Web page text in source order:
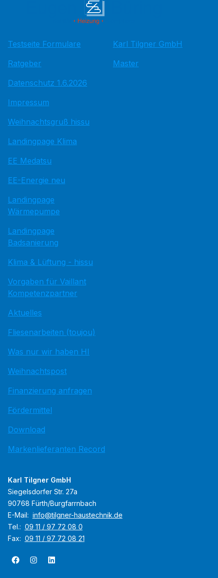
Testseite Formulare
Ratgeber
Datenschutz 1.6.2026
Impressum
Weihnachtsgruß hissu
Landingpage Klima
EE Medatsu
EE-Energie neu
Landingpage
Wärmepumpe
Landingpage
Badsanierung
Klima & Lüftung - hissu
Vorgaben für Vaillant
Kompetenzpartner
Aktuelles
Fliesenarbeiten (toujou)
Was nur wir haben HI
Weihnachtspost
Finanzierung anfragen
Fördermittel
Download
Markenlieferanten Record
Karl Tilgner GmbH
Master
Karl Tilgner GmbH
Siegelsdorfer Str. 27a
90768 Fürth/Burgfarrnbach
E-Mail: info@tilgner-haustechnik.de
Tel.: 09 11 / 97 72 08 0
Fax: 09 11 / 97 72 08 21